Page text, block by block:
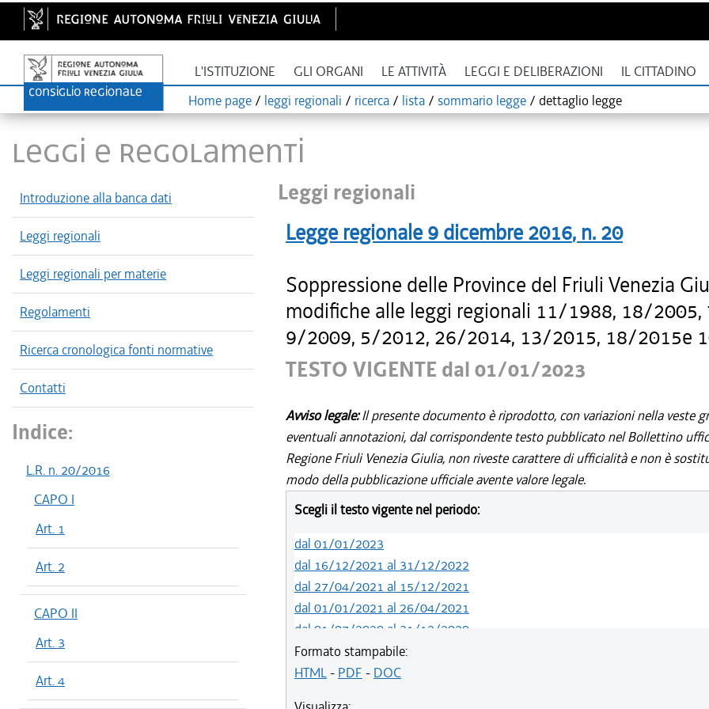
L'ISTITUZIONE GLI ORGANI LE ATTIVITÀ LEGGI E DELIBERAZIONI IL CITTADINO
Home page / leggi regionali / ricerca / lista / sommario legge / dettaglio legge
LEGGI E REGOLAMENTI
Introduzione alla banca dati
Leggi regionali
Leggi regionali per materie
Regolamenti
Ricerca cronologica fonti normative
Contatti
Indice:
L.R. n. 20/2016
CAPO I
Art. 1
Art. 2
CAPO II
Art. 3
Art. 4
Leggi regionali
Legge regionale 9 dicembre 2016, n. 20
Soppressione delle Province del Friuli Venezia
modifiche alle leggi regionali 11/1988, 18/
9/2009, 5/2012, 26/2014, 13/2015, 18/2015e
TESTO VIGENTE dal 01/01/2023
Avviso legale:Il presente documento è riprodotto, con variazioni nella veste
eventuali annotazioni, dal corrispondente testo pubblicato nel Bollettino
Regione Friuli Venezia Giulia, non riveste carattere di ufficialità e non è
modo della pubblicazione ufficiale avente valore legale.
Scegli il testo vigente nel periodo:
dal 01/01/2023
dal 16/12/2021 al 31/12/2022
dal 27/04/2021 al 15/12/2021
dal 01/01/2021 al 26/04/2021
dal 01/07/2020 al 31/12/2020
dal 01/01/2020 al 30/06/2020
dal 19/12/2019 al 31/12/2019
Formato stampabile:
HTML- PDF - DOC